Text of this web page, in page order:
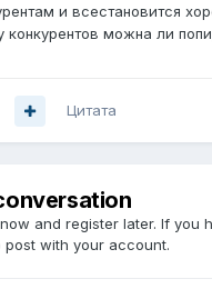
и всестановится
можна ли
Цитата
and register later. If you
post with your account.